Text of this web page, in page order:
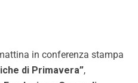
in conferenza stampa
di Primavera”,